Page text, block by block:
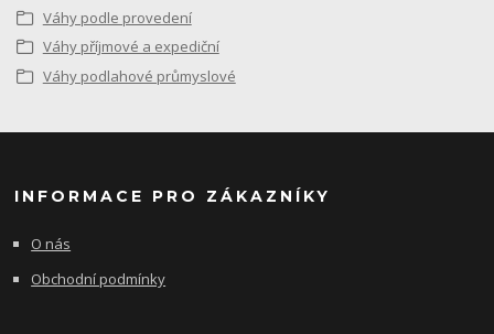
Váhy podle provedení
Váhy příjmové a expediční
Váhy podlahové průmyslové
INFORMACE PRO ZÁKAZNÍKY
O nás
Obchodní podmínky